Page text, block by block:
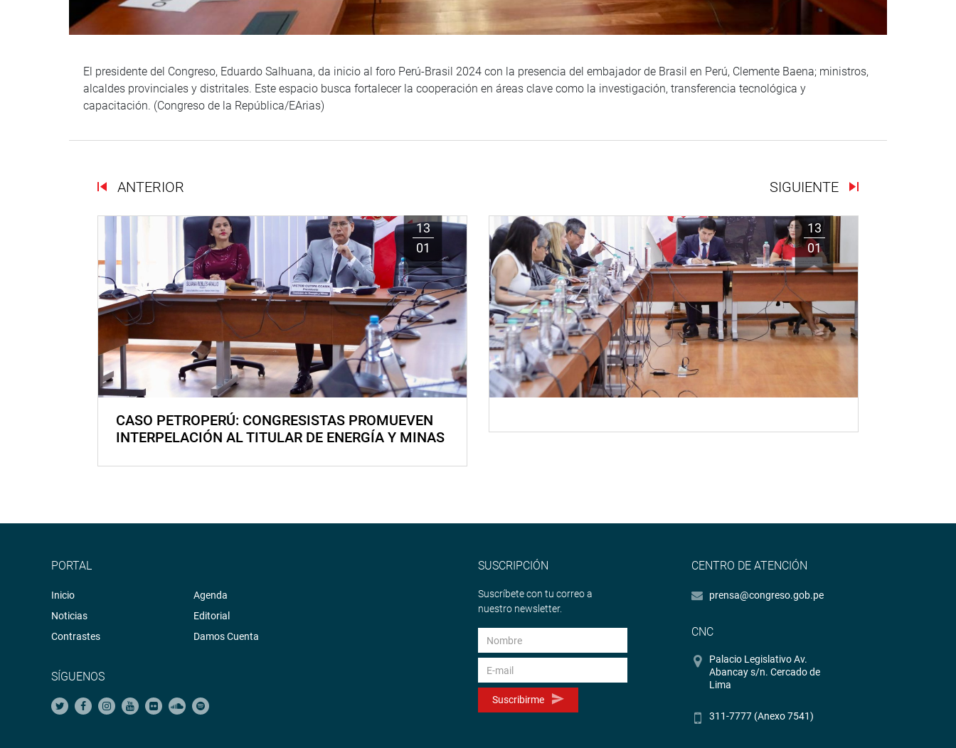
El presidente del Congreso, Eduardo Salhuana, da inicio al foro Perú-Brasil 2024 con la presencia del embajador de Brasil en Perú, Clemente Baena; ministros,
alcaldes provinciales y distritales. Este espacio busca fortalecer la cooperación en áreas clave como la investigación, transferencia tecnológica y
capacitación. (Congreso de la República/EArias)
ANTERIOR SIGUIENTE
13
01
CASO PETROPERÚ: CONGRESISTAS PROMUEVEN
INTERPELACIÓN AL TITULAR DE ENERGÍA Y MINAS
13
01
PORTAL
Inicio
Noticias
Contrastes
Agenda
Editorial
Damos Cuenta
SÍGUENOS
SUSCRIPCIÓN
Suscríbete con tu correo a
nuestro newsletter.
Suscribirme
CENTRO DE ATENCIÓN
prensa@congreso.gob.pe
CNC
Palacio Legislativo Av.
Abancay s/n. Cercado de
Lima
311-7777 (Anexo 7541)